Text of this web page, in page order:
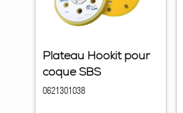
Plateau Hookit pour
coque SBS
0621301038